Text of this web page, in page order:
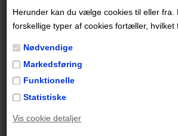
Herunder kan du vælge cookies til eller fra.
forskellige typer af cookies fortæller, hvilket
Nødvendige
Markedsføring
Funktionelle
Statistiske
Vis cookie detaljer
softcover
179,95 DKK